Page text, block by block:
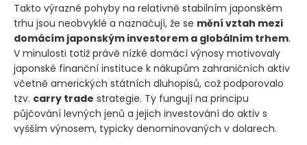
Takto výrazné pohyby na relativně stabilním japonském
trhu jsou neobvyklé a naznačují, že se mění vztah mezi
domácím japonským investorem a globálním trhem.
V minulosti totiž právě nízké domácí výnosy motivovaly
japonské finanční instituce k nákupům zahraničních aktiv
včetně amerických státních dluhopisů, což podporovalo
tzv. carry trade strategie. Ty fungují na principu
půjčování levných jenů a jejich investování do aktiv s
vyšším výnosem, typicky denominovaných v dolarech.